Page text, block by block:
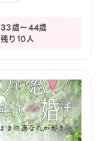
33歳〜44歳
残り10人